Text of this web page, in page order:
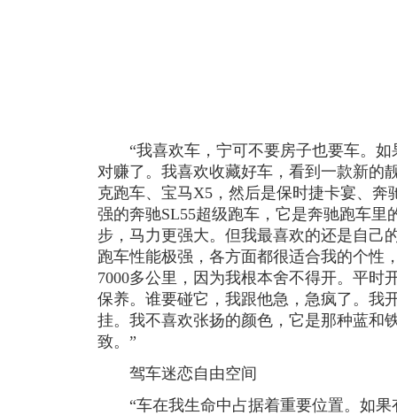
“我喜欢车，宁可不要房子也要车。如
对赚了。我喜欢收藏好车，看到一款新的
克跑车、宝马X5，然后是保时捷卡宴、奔
强的奔驰SL55超级跑车，它是奔驰跑车里
步，马力更强大。但我最喜欢的还是自
跑车性能极强，各方面都很适合我的个性
7000多公里，因为我根本舍不得开。平时
保养。谁要碰它，我跟他急，急疯了。我
挂。我不喜欢张扬的颜色，它是那种蓝和
致。”
驾车迷恋自由空间
“车在我生命中占据着重要位置。如果